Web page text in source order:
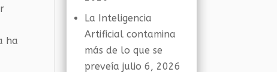
ha
La Inteligencia
Artificial contamina
más de lo que se
preveía julio 6, 2026